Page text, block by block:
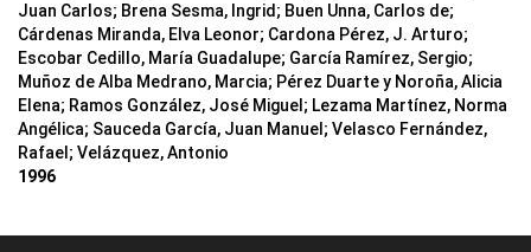
Juan Carlos; Brena Sesma, Ingrid; Buen Unna, Carlos de;
Cárdenas Miranda, Elva Leonor; Cardona Pérez, J. Arturo;
Escobar Cedillo, María Guadalupe; García Ramírez, Sergio;
Muñoz de Alba Medrano, Marcia; Pérez Duarte y Noroña, Alicia
Elena; Ramos González, José Miguel; Lezama Martínez, Norma
Angélica; Sauceda García, Juan Manuel; Velasco Fernández,
Rafael; Velázquez, Antonio
1996